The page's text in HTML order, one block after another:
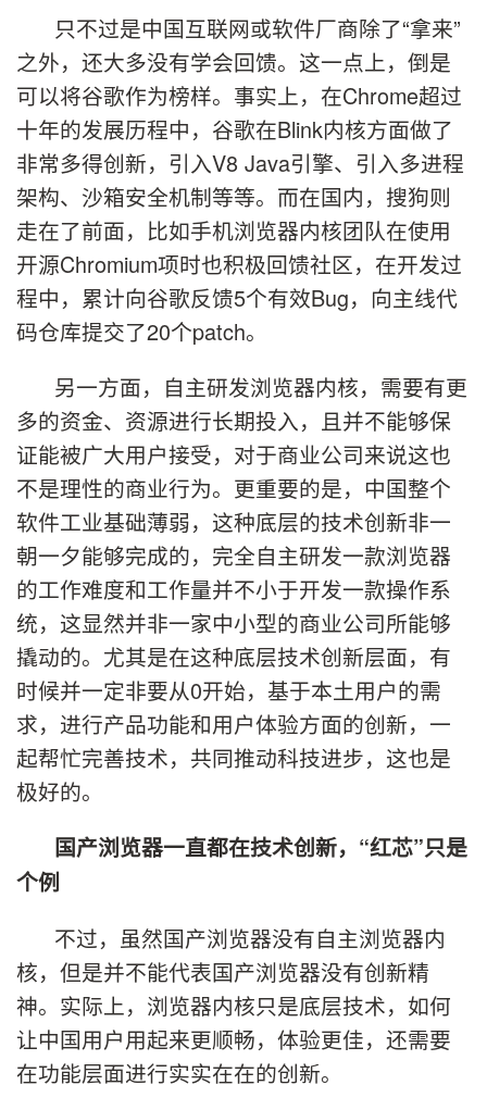
只不过是中国互联网或软件厂商除了“拿来”
之外，还大多没有学会回馈。这一点上，倒是
可以将谷歌作为榜样。事实上，在Chrome超过
十年的发展历程中，谷歌在Blink内核方面做了
非常多得创新，引入V8 Java引擎、引入多进程
架构、沙箱安全机制等等。而在国内，搜狗则
走在了前面，比如手机浏览器内核团队在使用
开源Chromium项时也积极回馈社区，在开发过
程中，累计向谷歌反馈5个有效Bug，向主线代
码仓库提交了20个patch。
另一方面，自主研发浏览器内核，需要有更
多的资金、资源进行长期投入，且并不能够保
证能被广大用户接受，对于商业公司来说这也
不是理性的商业行为。更重要的是，中国整个
软件工业基础薄弱，这种底层的技术创新非一
朝一夕能够完成的，完全自主研发一款浏览器
的工作难度和工作量并不小于开发一款操作系
统，这显然并非一家中小型的商业公司所能够
撬动的。尤其是在这种底层技术创新层面，有
时候并一定非要从0开始，基于本土用户的需
求，进行产品功能和用户体验方面的创新，一
起帮忙完善技术，共同推动科技进步，这也是
极好的。
国产浏览器一直都在技术创新，“红芯”只是
个例
不过，虽然国产浏览器没有自主浏览器内
核，但是并不能代表国产浏览器没有创新精
神。实际上，浏览器内核只是底层技术，如何
让中国用户用起来更顺畅，体验更佳，还需要
在功能层面进行实实在在的创新。